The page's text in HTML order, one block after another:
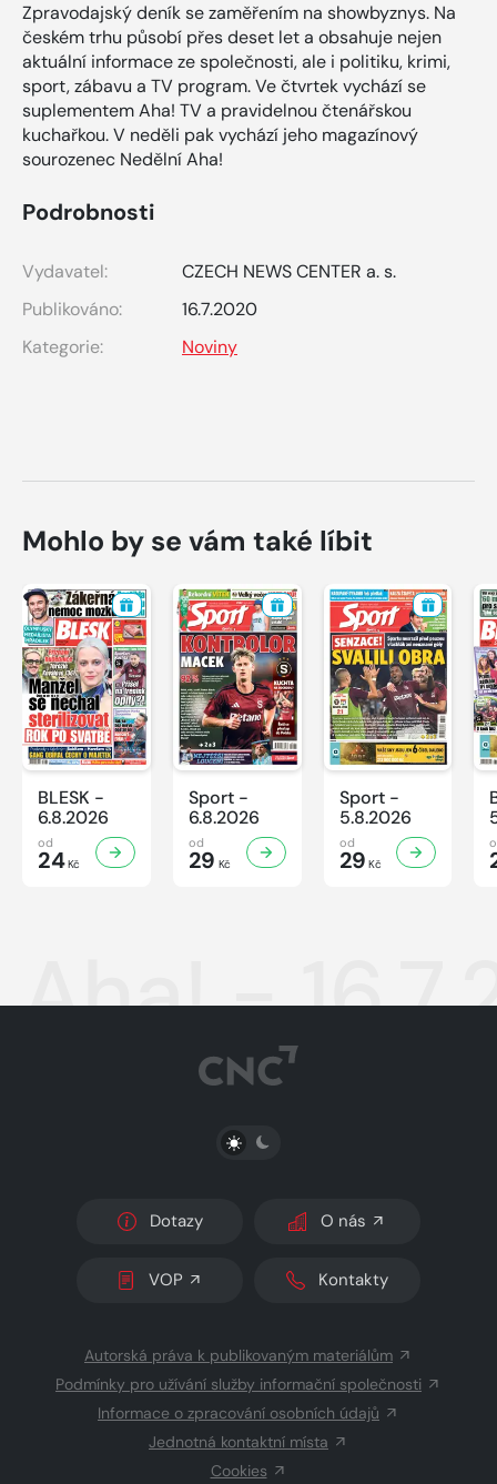
Zpravodajský deník se zaměřením na showbyznys. Na
českém trhu působí přes deset let a obsahuje nejen
aktuální informace ze společnosti, ale i politiku, krimi,
sport, zábavu a TV program. Ve čtvrtek vychází se
suplementem Aha! TV a pravidelnou čtenářskou
kuchařkou. V neděli pak vychází jeho magazínový
sourozenec Nedělní Aha!
Podrobnosti
Vydavatel:
CZECH NEWS CENTER a. s.
Publikováno:
16.7.2020
Kategorie:
Noviny
Mohlo by se vám také líbit
BLESK -
6.8.2026
od
24Kč
Sport -
6.8.2026
od
29 Kč
Sport -
5.8.2026
od
29 Kč
Aha! -
PŘEPNOUT SVĚTLÝ/TMAVÝ REŽIM
Dotazy O nás
VOP Kontakty
Autorská práva k publikovaným materiálům
Podmínky pro užívání služby informační společnosti
Informace o zpracování osobních údajů
Jednotná kontaktní místa
Cookies